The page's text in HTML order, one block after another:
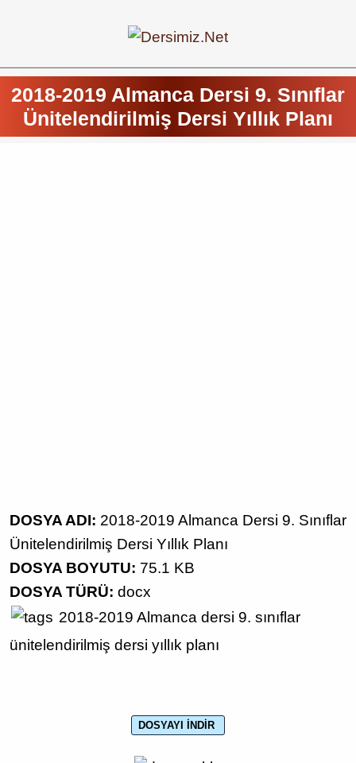
2018-2019 Almanca Dersi 9. Sınıflar
Ünitelendirilmiş Dersi Yıllık Planı
DOSYA ADI: 2018-2019 Almanca Dersi 9. Sınıflar
Ünitelendirilmiş Dersi Yıllık Planı
DOSYA BOYUTU: 75.1 KB
DOSYA TÜRÜ: docx
2018-2019 Almanca dersi 9. sınıflar
ünitelendirilmiş dersi yıllık planı